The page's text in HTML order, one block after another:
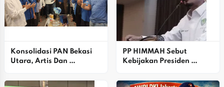
Konsolidasi PAN Bekasi
Utara, Artis Dan
Ziblo
PP HIMMAH Sebut
Kebijakan Presiden
Kelompok Oligarki